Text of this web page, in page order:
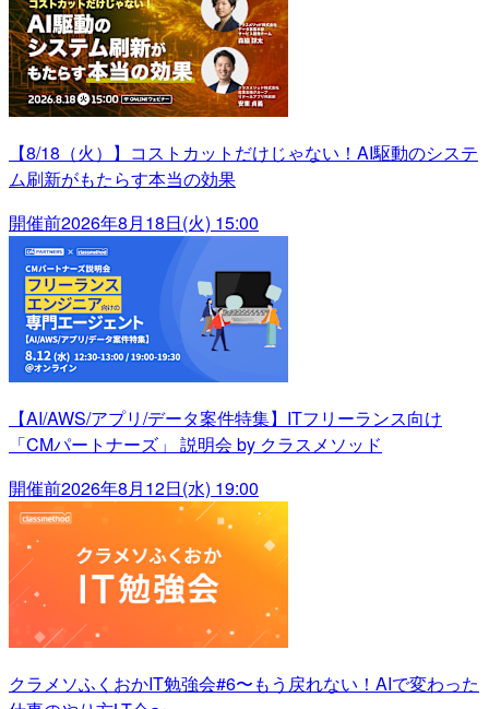
【8/18（火）】コストカットだけじゃない！AI駆動のシステ
ム刷新がもたらす本当の効果
開催前2026年8月18日(火) 15:00
【AI/AWS/アプリ/データ案件特集】ITフリーランス向け
「CMパートナーズ」 説明会 by クラスメソッド
開催前2026年8月12日(水) 19:00
クラメソふくおかIT勉強会#6〜もう戻れない！AIで変わった